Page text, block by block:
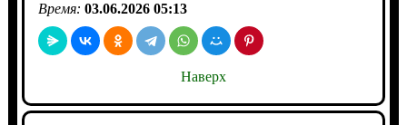
Время: 03.06.2026 05:13
Наверх